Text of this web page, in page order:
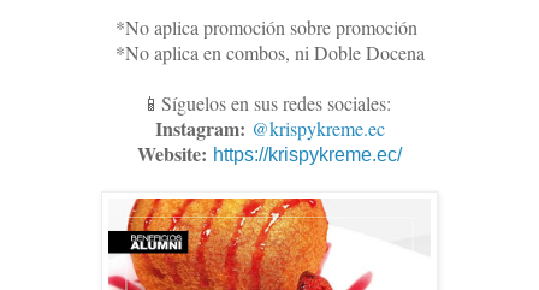
*No aplica promoción sobre promoción
*No aplica en combos, ni Doble Docena
📱Síguelos en sus redes sociales:
Instagram: @krispykreme.ec
Website: https://krispykreme.ec/